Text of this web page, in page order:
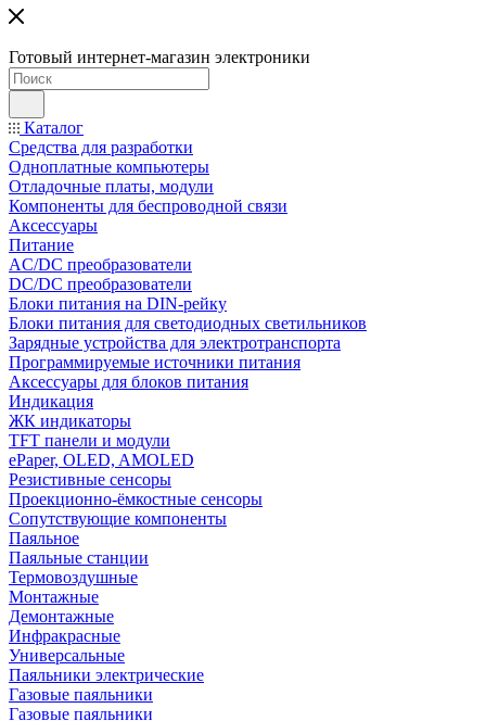
Готовый интернет-магазин электроники
Каталог
Средства для разработки
Одноплатные компьютеры
Отладочные платы, модули
Компоненты для беспроводной связи
Аксессуары
Питание
AC/DC преобразователи
DC/DC преобразователи
Блоки питания на DIN-рейку
Блоки питания для светодиодных светильников
Зарядные устройства для электротранспорта
Программируемые источники питания
Аксессуары для блоков питания
Индикация
ЖК индикаторы
TFT панели и модули
ePaper, OLED, AMOLED
Резистивные сенсоры
Проекционно-ёмкостные сенсоры
Сопутствующие компоненты
Паяльное
Паяльные станции
Термовоздушные
Монтажные
Демонтажные
Инфракрасные
Универсальные
Паяльники электрические
Газовые паяльники
Газовые паяльники